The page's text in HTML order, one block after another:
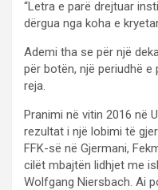
“Letra e parë drejtuar
dërgua nga koha e
Ademi tha se për një
për botën, një periudhë
reja.
Pranimi në vitin 2016 në
rezultat i një lobimi të
FFK-së në Gjermani,
cilët mbajtën lidhjet me
Wolfgang Niersbach. Ai